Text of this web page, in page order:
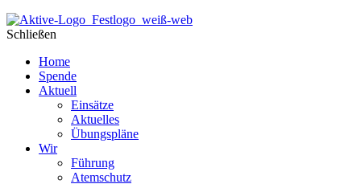
Schließen
Home
Spende
Aktuell
Einsätze
Aktuelles
Übungspläne
Wir
Führung
Atemschutz